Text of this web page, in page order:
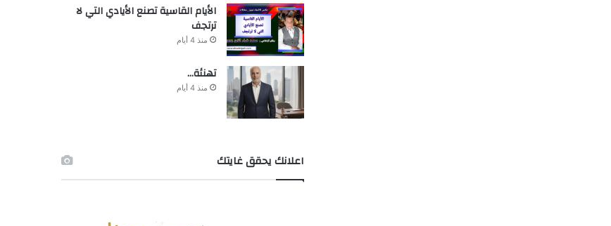
الأيام القاسية تصنع الأيادي التي لا
ترتجف
منذ 4 أيام
تهنئة…
منذ 4 أيام
اعلانك يحقق غايتك